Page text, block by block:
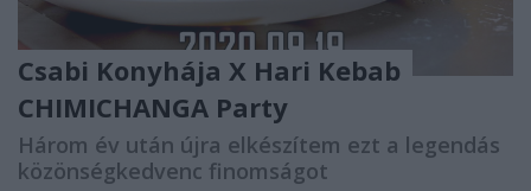
Csabi Konyhája X Hari Kebab
CHIMICHANGA Party
Három év után újra elkészítem ezt a legendás
közönségkedvenc finomságot